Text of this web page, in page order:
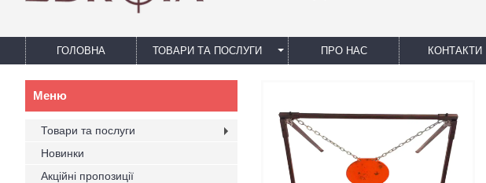
ГОЛОВНА ТОВАРИ ТА ПОСЛУГИ ПРО НАС КОНТАКТИ
Товари та послуги
Новинки
Акційні пропозиції